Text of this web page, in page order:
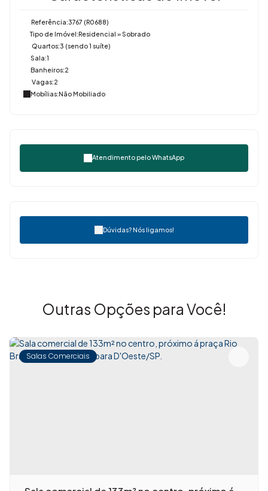
Referência:3767 (R0688)
Tipo de Imóvel:Residencial » Sobrado
Quartos:3 (sendo 1 suíte)
Sala:1
Banheiros:2
Vagas:2
Mobílias:Não Mobiliado
Atendimento peloWhatsApp
Dúvidas? Nós ligamos!
Outras Opções para Você!
Salas Comerciais